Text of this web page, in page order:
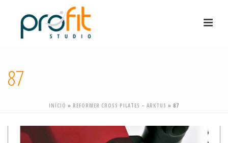
87
INÍCIO » REFORMER CROSS PILATES – ARKTUS » 87